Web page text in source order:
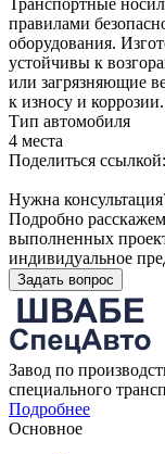
правилами
оборудования.
устойчивы к
или загрязняющие
к износу и коррозии.
Тип автомобиля
4 места
Поделиться ссылкой:
Нужна
Подробно
выполненных
индивидуальное
Задать вопрос
Завод по
специального
Подробнее
Основное